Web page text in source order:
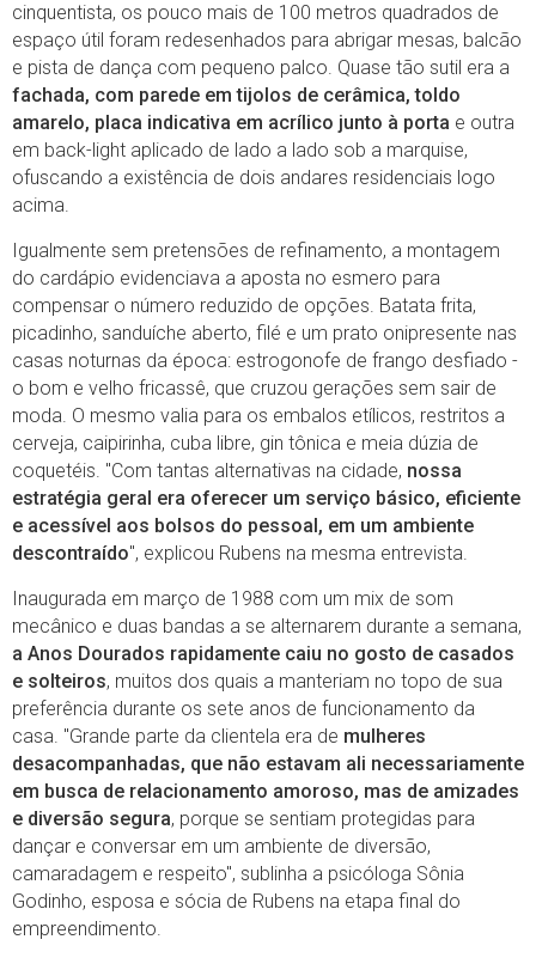
cinquentista, os pouco mais de 100 metros quadrados de
espaço útil foram redesenhados para abrigar mesas, balcão
e pista de dança com pequeno palco. Quase tão sutil era a
fachada, com parede em tijolos de cerâmica, toldo
amarelo, placa indicativa em acrílico junto à porta e outra
em back-light aplicado de lado a lado sob a marquise,
ofuscando a existência de dois andares residenciais logo
acima.
Igualmente sem pretensões de refinamento, a montagem
do cardápio evidenciava a aposta no esmero para
compensar o número reduzido de opções. Batata frita,
picadinho, sanduíche aberto, filé e um prato onipresente nas
casas noturnas da época: estrogonofe de frango desfiado -
o bom e velho fricassê, que cruzou gerações sem sair de
moda. O mesmo valia para os embalos etílicos, restritos a
cerveja, caipirinha, cuba libre, gin tônica e meia dúzia de
coquetéis. "Com tantas alternativas na cidade, nossa
estratégia geral era oferecer um serviço básico, eficiente
e acessível aos bolsos do pessoal, em um ambiente
descontraído", explicou Rubens na mesma entrevista.
Inaugurada em março de 1988 com um mix de som
mecânico e duas bandas a se alternarem durante a semana,
a Anos Dourados rapidamente caiu no gosto de casados
e solteiros, muitos dos quais a manteriam no topo de sua
preferência durante os sete anos de funcionamento da
casa. "Grande parte da clientela era de mulheres
desacompanhadas, que não estavam ali necessariamente
em busca de relacionamento amoroso, mas de amizades
e diversão segura, porque se sentiam protegidas para
dançar e conversar em um ambiente de diversão,
camaradagem e respeito", sublinha a psicóloga Sônia
Godinho, esposa e sócia de Rubens na etapa final do
empreendimento.